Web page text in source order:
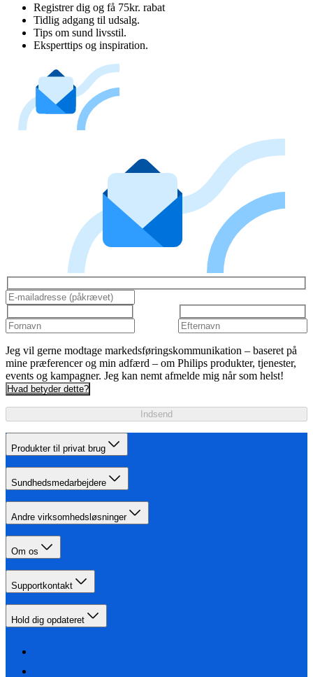
Registrer dig og få 75kr. rabat
Tidlig adgang til udsalg.
Tips om sund livsstil.
Eksperttips og inspiration.
Jeg vil gerne modtage markedsføringskommunikation – baseret på
mine præferencer og min adfærd – om Philips produkter, tjenester,
events og kampagner. Jeg kan nemt afmelde mig når som helst!
Hvad betyder dette?
Indsend
Produkter til privat brug
Sundhedsmedarbejdere
Andre virksomhedsløsninger
Om os
Supportkontakt
Hold dig opdateret